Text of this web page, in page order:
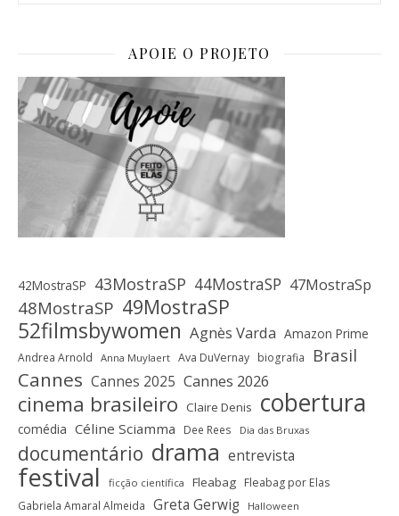
APOIE O PROJETO
42MostraSP 43MostraSP 44MostraSP 47MostraSp
48MostraSP 49MostraSP
52filmsbywomen Agnès Varda Amazon Prime
Andrea Arnold Anna Muylaert Ava DuVernay biografia Brasil
Cannes Cannes 2025 Cannes 2026
cinema brasileiro Claire Denis cobertura
comédia Céline Sciamma Dee Rees Dia das Bruxas
documentário drama entrevista
festival ficção científica Fleabag Fleabag por Elas
Gabriela Amaral Almeida Greta Gerwig Halloween